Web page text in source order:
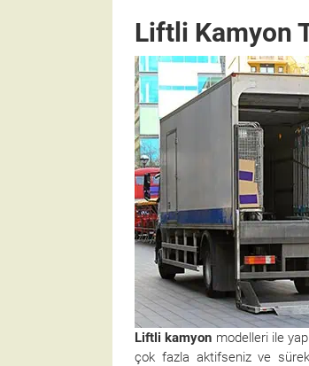
Liftli Kamyon
Liftli kamyon modelleri ile
çok fazla aktifseniz ve